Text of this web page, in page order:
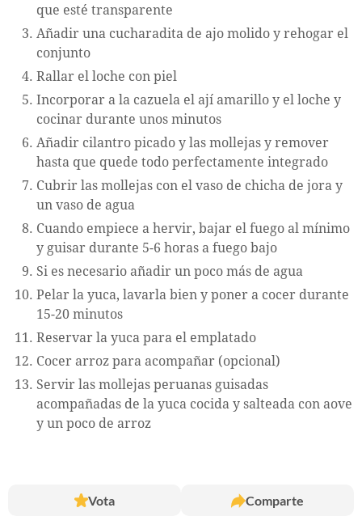
que esté transparente
Añadir una cucharadita de ajo molido y rehogar el
conjunto
Rallar el loche con piel
Incorporar a la cazuela el ají amarillo y el loche y
cocinar durante unos minutos
Añadir cilantro picado y las mollejas y remover
hasta que quede todo perfectamente integrado
Cubrir las mollejas con el vaso de chicha de jora y
un vaso de agua
Cuando empiece a hervir, bajar el fuego al mínimo
y guisar durante 5-6 horas a fuego bajo
Si es necesario añadir un poco más de agua
Pelar la yuca, lavarla bien y poner a cocer durante
15-20 minutos
Reservar la yuca para el emplatado
Cocer arroz para acompañar (opcional)
Servir las mollejas peruanas guisadas
acompañadas de la yuca cocida y salteada con aove
y un poco de arroz
Vota Comparte